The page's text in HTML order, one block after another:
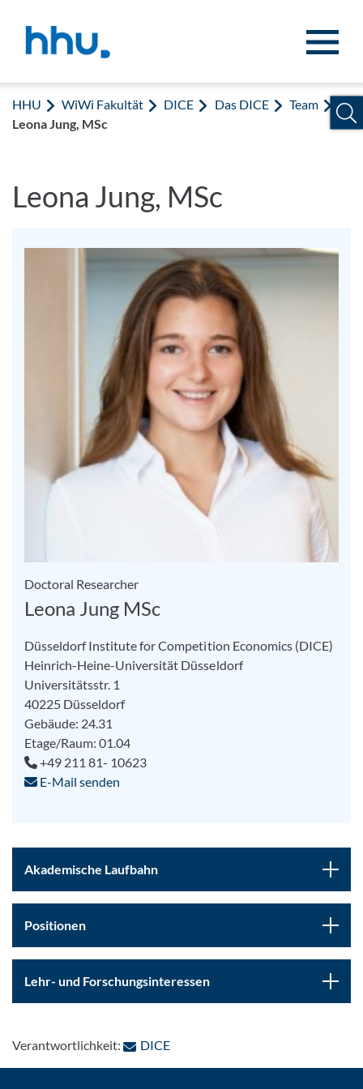
HHU WiWi Fakultät DICE Das DICE
Team
Leona Jung, MSc
Leona Jung, MSc
Doctoral Researcher
Leona Jung MSc
Düsseldorf Institute for Competition Economics (DICE)
Heinrich-Heine-Universität Düsseldorf
Universitätsstr. 1
40225 Düsseldorf
Gebäude: 24.31
Etage/Raum: 01.04
+49 211 81- 10623
E-Mail senden
Akademische Laufbahn
Positionen
Lehr- und Forschungsinteressen
Verantwortlichkeit: DICE: Per E-Mail kontaktieren